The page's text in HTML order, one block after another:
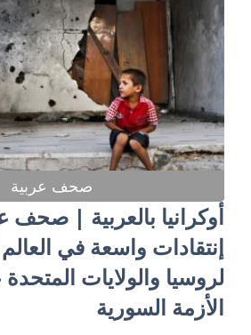
صحف عربية
أوكرانيا بالعربية | صحف
إنتقادات واسعة في
لروسيا والولايات
الأزمة السورية